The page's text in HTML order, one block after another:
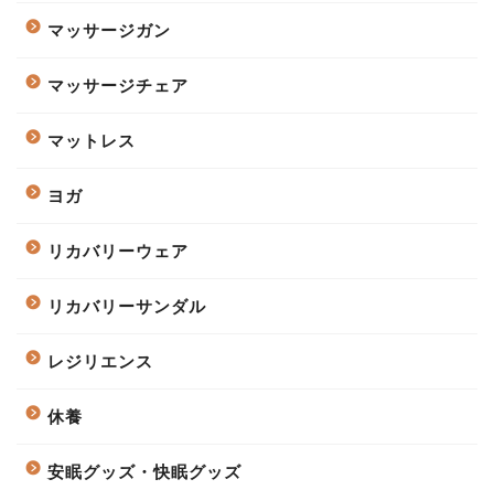
マッサージガン
マッサージチェア
マットレス
ヨガ
リカバリーウェア
リカバリーサンダル
レジリエンス
休養
安眠グッズ・快眠グッズ